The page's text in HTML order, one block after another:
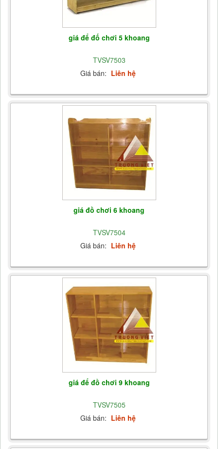
giá để đố chơi 5 khoang
TVSV7503
Giá bán: Liên hệ
giá đồ chơi 6 khoang
TVSV7504
Giá bán: Liên hệ
giá để đồ chơi 9 khoang
TVSV7505
Giá bán: Liên hệ